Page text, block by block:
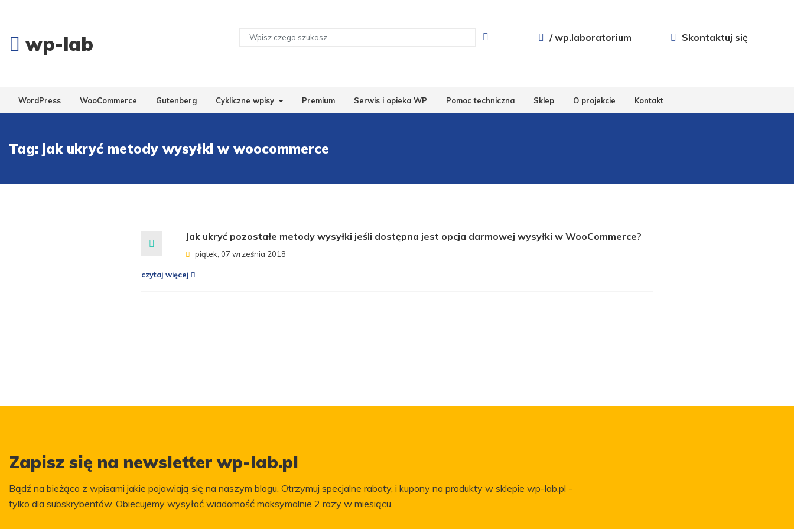
wp-lab / wp.laboratorium Skontaktuj się
WordPress WooCommerce Gutenberg Cykliczne wpisy Premium Serwis i opieka WP Pomoc techniczna Sklep O projekcie Kontakt
Tag: jak ukryć metody wysyłki w woocommerce
Jak ukryć pozostałe metody wysyłki jeśli dostępna jest opcja darmowej wysyłki w WooCommerce?
piątek, 07 września 2018
czytaj więcej
Zapisz się na newsletter wp-lab.pl
Bądź na bieżąco z wpisami jakie pojawiają się na naszym blogu. Otrzymuj specjalne rabaty, i kupony na produkty w sklepie wp-lab.pl -
tylko dla subskrybentów. Obiecujemy wysyłać wiadomość maksymalnie 2 razy w miesiącu.